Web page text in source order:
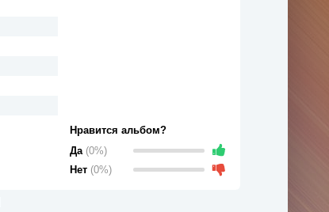
Нравится альбом?
Да (0%)
Нет (0%)